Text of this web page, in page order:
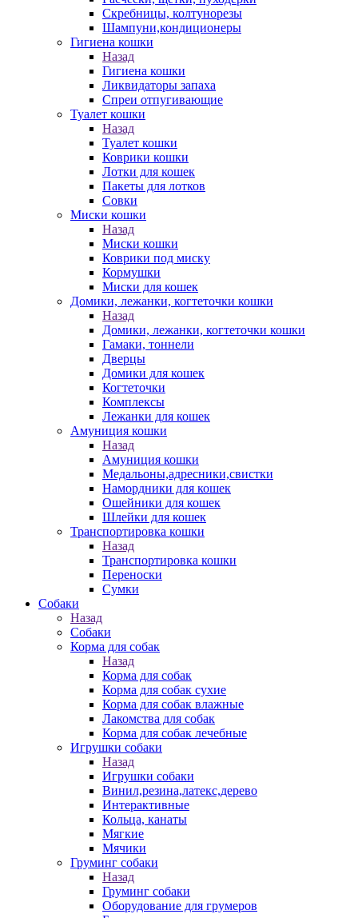
Скребницы, колтунорезы
Шампуни,кондиционеры
Гигиена кошки
Назад
Гигиена кошки
Ликвидаторы запаха
Спреи отпугивающие
Туалет кошки
Назад
Туалет кошки
Коврики кошки
Лотки для кошек
Пакеты для лотков
Совки
Миски кошки
Назад
Миски кошки
Коврики под миску
Кормушки
Миски для кошек
Домики, лежанки, когтеточки кошки
Назад
Домики, лежанки, когтеточки кошки
Гамаки, тоннели
Дверцы
Домики для кошек
Когтеточки
Комплексы
Лежанки для кошек
Амуниция кошки
Назад
Амуниция кошки
Медальоны,адресники,свистки
Намордники для кошек
Ошейники для кошек
Шлейки для кошек
Транспортировка кошки
Назад
Транспортировка кошки
Переноски
Сумки
Собаки
Назад
Собаки
Корма для собак
Назад
Корма для собак
Корма для собак сухие
Корма для собак влажные
Лакомства для собак
Корма для собак лечебные
Игрушки собаки
Назад
Игрушки собаки
Винил,резина,латекс,дерево
Интерактивные
Кольца, канаты
Мягкие
Мячики
Груминг собаки
Назад
Груминг собаки
Оборудование для грумеров